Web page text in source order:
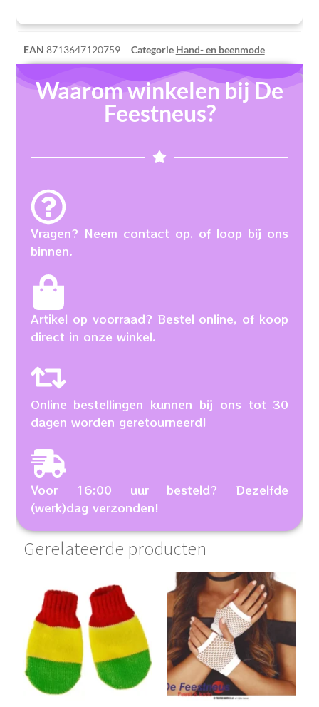
EAN 8713647120759 Categorie Hand- en beenmode
Waarom winkelen bij De
Feestneus?
Vragen? Neem contact op, of loop bij ons
binnen.
Artikel op voorraad? Bestel online, of koop
direct in onze winkel.
Online bestellingen kunnen bij ons tot 30
dagen worden geretourneerd!
Voor 16:00 uur besteld? Dezelfde
(werk)dag verzonden!
Gerelateerde producten